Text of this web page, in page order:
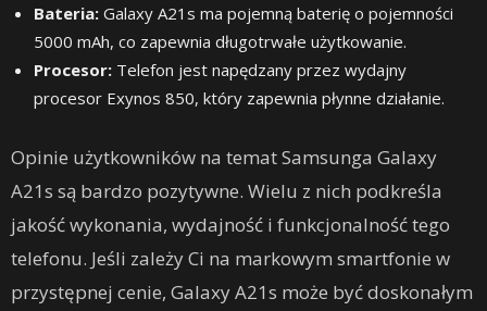
Bateria: Galaxy A21s ma pojemną baterię o pojemności
5000 mAh, co zapewnia długotrwałe użytkowanie.
Procesor: Telefon jest napędzany przez wydajny
procesor Exynos 850, który zapewnia płynne działanie.
Opinie użytkowników na temat Samsunga Galaxy
A21s są bardzo pozytywne. Wielu z nich podkreśla
jakość wykonania, wydajność i funkcjonalność tego
telefonu. Jeśli zależy Ci na markowym smartfonie w
przystępnej cenie, Galaxy A21s może być doskonałym